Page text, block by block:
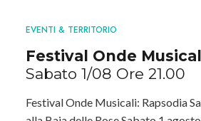
EVENTI & TERRITORIO
Festival Onde
Sabato 1/08 Ore 21.00
Festival Onde Musicali: Rapsodia